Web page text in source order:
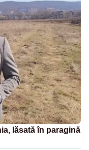
lăsată în paragină